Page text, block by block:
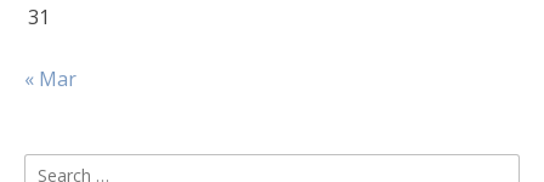
31
« Mar
Search